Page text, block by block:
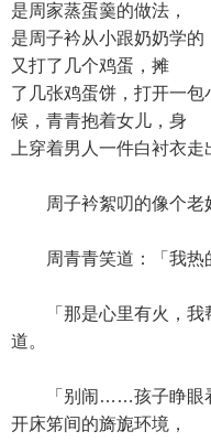
是周家蒸蛋羹的做法，
是周子衿从小跟奶奶学
又打了几个鸡蛋，摊
了几张鸡蛋饼，打开一
候，青青抱着女儿，身
上穿着男人一件白衬衣走
周子衿絮叨的像个老妈
周青青笑道：「我热
「那是心里有火，我
道。
「别闹……孩子睁眼
开床笫间的旖旎环境，